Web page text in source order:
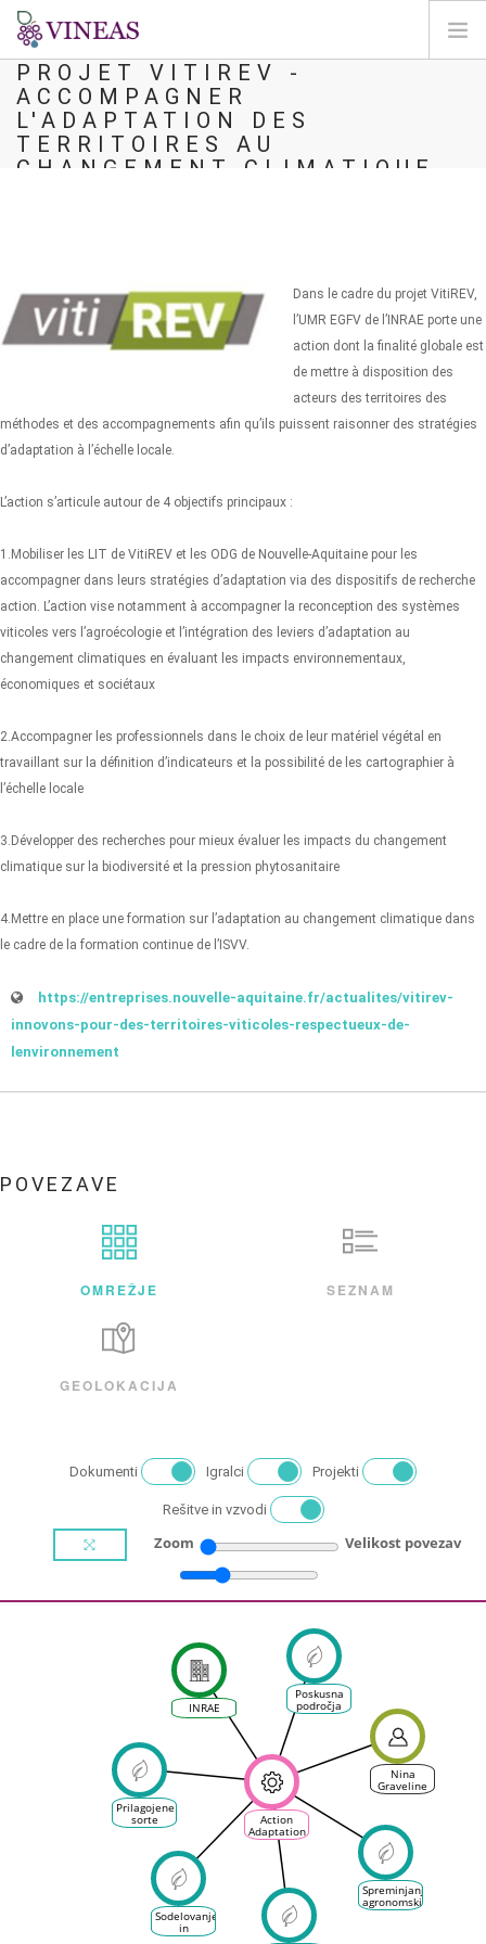
DOMOV
O VINEAS
VPLIVI PODNEBNIH SPREMEMB
REGISTRACIJA
ACTION ADAPTATION
CHANGEMENT CLIMATIQUE
PROJET VITIREV -
ACCOMPAGNER
L'ADAPTATION DES
TERRITOIRES AU
CHANGEMENT CLIMATIQUE
Dans le cadre du projet VitiREV,
l’UMR EGFV de l’INRAE porte une
action dont la finalité globale est
de mettre à disposition des
acteurs des territoires des
méthodes et des accompagnements afin qu’ils puissent raisonner des stratégies
d’adaptation à l’échelle locale.
L’action s’articule autour de 4 objectifs principaux :
1.Mobiliser les LIT de VitiREV et les ODG de Nouvelle-Aquitaine pour les
accompagner dans leurs stratégies d’adaptation via des dispositifs de recherche
action. L’action vise notamment à accompagner la reconception des systèmes
viticoles vers l’agroécologie et l’intégration des leviers d’adaptation au
changement climatiques en évaluant les impacts environnementaux,
économiques et sociétaux
2.Accompagner les professionnels dans le choix de leur matériel végétal en
travaillant sur la définition d’indicateurs et la possibilité de les cartographier à
l’échelle locale
3.Développer des recherches pour mieux évaluer les impacts du changement
climatique sur la biodiversité et la pression phytosanitaire
4.Mettre en place une formation sur l’adaptation au changement climatique dans
le cadre de la formation continue de l’ISVV.
https://entreprises.nouvelle-aquitaine.fr/actualites/vitirev-
innovons-pour-des-territoires-viticoles-respectueux-de-
lenvironnement
POVEZAVE
OMREŽJE SEZNAM
GEOLOKACIJA
Dokumenti Igralci Projekti
Rešitve in vzvodi
Zoom Velikost povezav
Action
Adaptation
Changement
climatique
Projet
VitiREV -
Accompagner
l'adaptation
des
territoires
au
INRAE
Prilagojene
sorte
grozdja:
tuje ali
stare
sorte
grozdja
Poskusna
področja
gospodarjenja
Spreminjanje
agronomskih
praks v
Sodelovanje
in
participativni
Nina
Graveline